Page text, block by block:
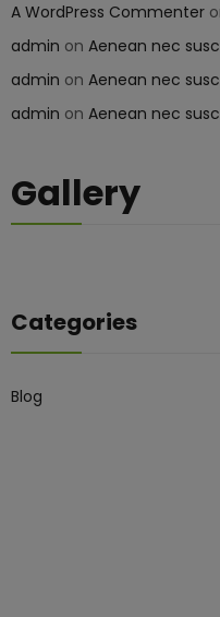
A WordPress Commenter
admin on Aenean nec
admin on Aenean nec
admin on Aenean nec
Gallery
Categories
Blog